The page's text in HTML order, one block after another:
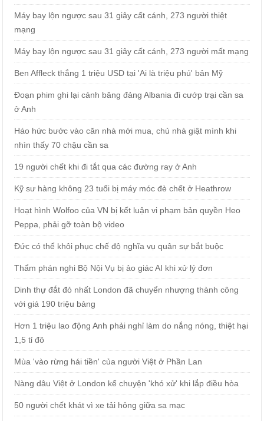
Máy bay lộn ngược sau 31 giây cất cánh, 273 người thiệt
mạng
Máy bay lộn ngược sau 31 giây cất cánh, 273 người mất mạng
Ben Affleck thắng 1 triệu USD tại 'Ai là triệu phú' bản Mỹ
Đoạn phim ghi lại cảnh băng đảng Albania đi cướp trại cần sa
ở Anh
Háo hức bước vào căn nhà mới mua, chủ nhà giật mình khi
nhìn thấy 70 chậu cần sa
19 người chết khi đi tắt qua các đường ray ở Anh
Kỹ sư hàng không 23 tuổi bị máy móc đè chết ở Heathrow
Hoạt hình Wolfoo của VN bị kết luận vi phạm bản quyền Heo
Peppa, phải gỡ toàn bộ video
Đức có thể khôi phục chế độ nghĩa vụ quân sự bắt buộc
Thẩm phán nghi Bộ Nội Vụ bị ảo giác AI khi xử lý đơn
Dinh thự đắt đỏ nhất London đã chuyển nhượng thành công
với giá 190 triệu bảng
Hơn 1 triệu lao động Anh phải nghỉ làm do nắng nóng, thiệt hại
1,5 tỉ đô
Mùa 'vào rừng hái tiền' của người Việt ở Phần Lan
Nàng dâu Việt ở London kể chuyện 'khó xử' khi lắp điều hòa
50 người chết khát vì xe tải hỏng giữa sa mạc